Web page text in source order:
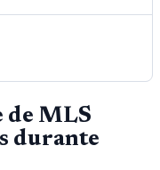
de MLS
durante